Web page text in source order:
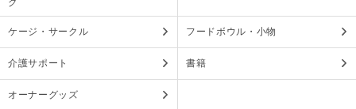
グ
ケージ・サークル フードボウル・小物
介護サポート 書籍
オーナーグッズ